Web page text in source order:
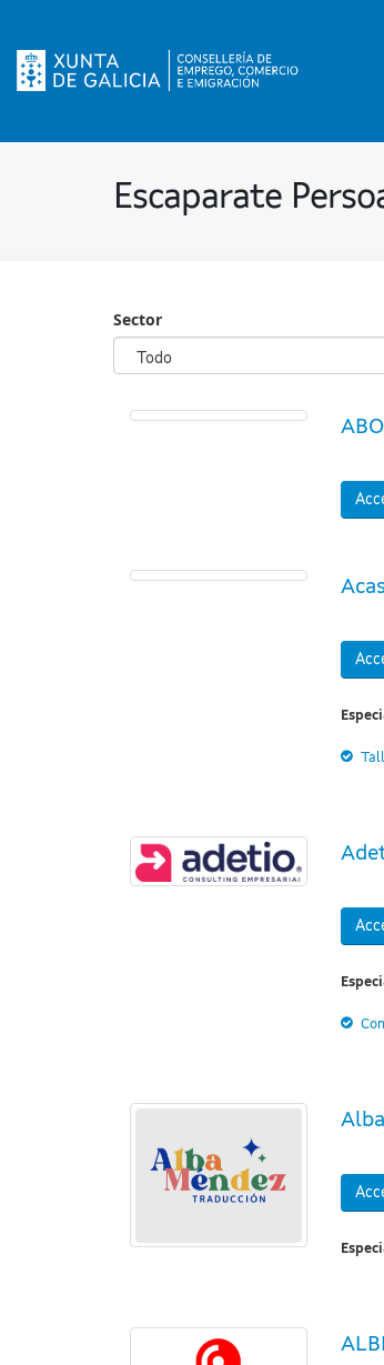
Escaparate
Sector
Todo
Sector